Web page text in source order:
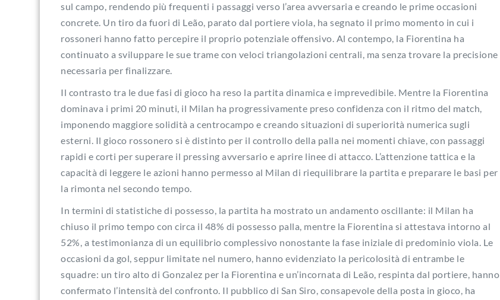
sul campo, rendendo più frequenti i passaggi verso l’area avversaria e creando le prime occasioni
concrete. Un tiro da fuori di Leão, parato dal portiere viola, ha segnato il primo momento in cui i
rossoneri hanno fatto percepire il proprio potenziale offensivo. Al contempo, la Fiorentina ha
continuato a sviluppare le sue trame con veloci triangolazioni centrali, ma senza trovare la precisione
necessaria per finalizzare.
Il contrasto tra le due fasi di gioco ha reso la partita dinamica e imprevedibile. Mentre la Fiorentina
dominava i primi 20 minuti, il Milan ha progressivamente preso confidenza con il ritmo del match,
imponendo maggiore solidità a centrocampo e creando situazioni di superiorità numerica sugli
esterni. Il gioco rossonero si è distinto per il controllo della palla nei momenti chiave, con passaggi
rapidi e corti per superare il pressing avversario e aprire linee di attacco. L’attenzione tattica e la
capacità di leggere le azioni hanno permesso al Milan di riequilibrare la partita e preparare le basi per
la rimonta nel secondo tempo.
In termini di statistiche di possesso, la partita ha mostrato un andamento oscillante: il Milan ha
chiuso il primo tempo con circa il 48% di possesso palla, mentre la Fiorentina si attestava intorno al
52%, a testimonianza di un equilibrio complessivo nonostante la fase iniziale di predominio viola. Le
occasioni da gol, seppur limitate nel numero, hanno evidenziato la pericolosità di entrambe le
squadre: un tiro alto di Gonzalez per la Fiorentina e un’incornata di Leão, respinta dal portiere, hanno
confermato l’intensità del confronto. Il pubblico di San Siro, consapevole della posta in gioco, ha